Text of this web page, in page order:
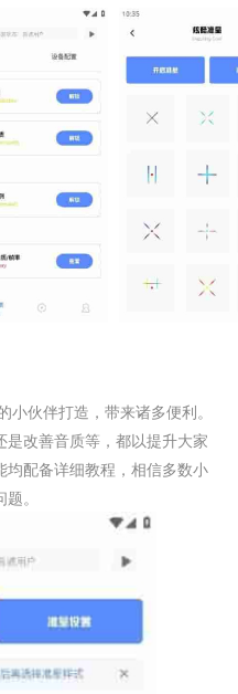
伙伴打造，带来诸多便利。
改善音质等，都以提升大家
配备详细教程，相信多数小
。